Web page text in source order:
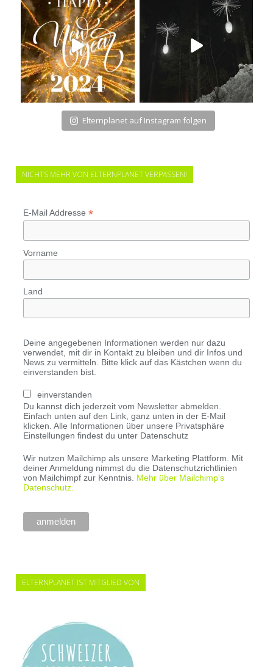
Elternplanet auf Instagram folgen
NICHTS MEHR VON ELTERNPLANET VERPASSEN!
E-Mail Addresse *
Vorname
Land
Deine angegebenen Informationen werden nur dazu
verwendet, mit dir in Kontakt zu bleiben und dir Infos und
News zu vermitteln. Bitte klick auf das Kästchen wenn du
einverstanden bist.
einverstanden
Du kannst dich jederzeit vom Newsletter abmelden.
Einfach unten auf den Link, ganz unten in der E-Mail
klicken. Alle Informationen über unsere Privatsphäre
Einstellungen findest du unter Datenschutz
Wir nutzen Mailchimp als unsere Marketing Plattform. Mit
deiner Anmeldung nimmst du die Datenschutzrichtlinien
von Mailchimpf zur Kenntnis. Mehr über Mailchimp's
Datenschutz.
ELTERNPLANET IST MITGLIED VON